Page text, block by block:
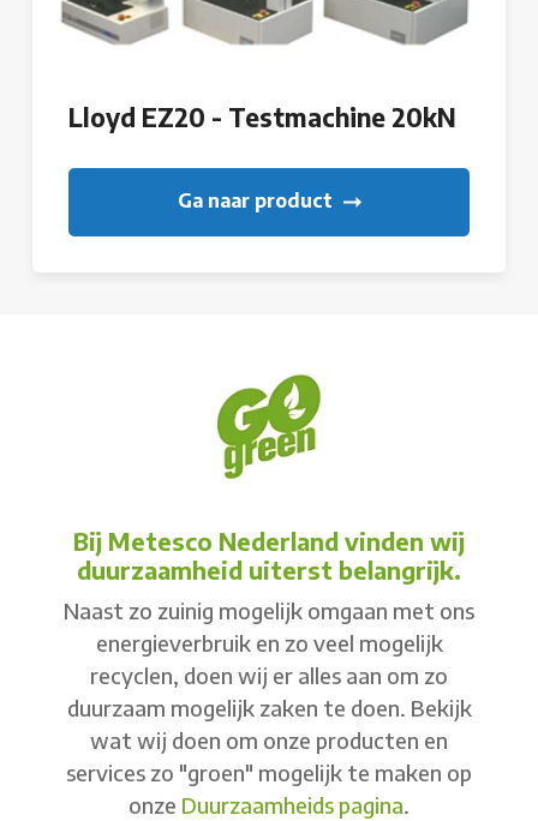
Lloyd EZ20 - Testmachine 20kN
Ga naar product
Bij Metesco Nederland vinden wij
duurzaamheid uiterst belangrijk.
Naast zo zuinig mogelijk omgaan met ons
energieverbruik en zo veel mogelijk
recyclen, doen wij er alles aan om zo
duurzaam mogelijk zaken te doen. Bekijk
wat wij doen om onze producten en
services zo "groen" mogelijk te maken op
onze Duurzaamheids pagina.